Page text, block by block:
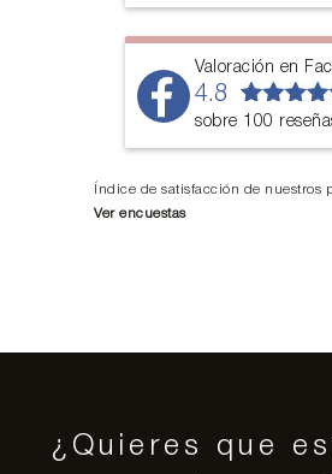
Valoración en
4.8
sobre 100
Índice de satisfacción de nuestros
Ver encuestas
¿Quieres que